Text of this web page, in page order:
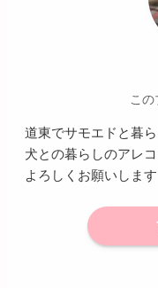
この
道東でサモエドと暮ら
犬との暮らしのアレ
よろしくお願いします